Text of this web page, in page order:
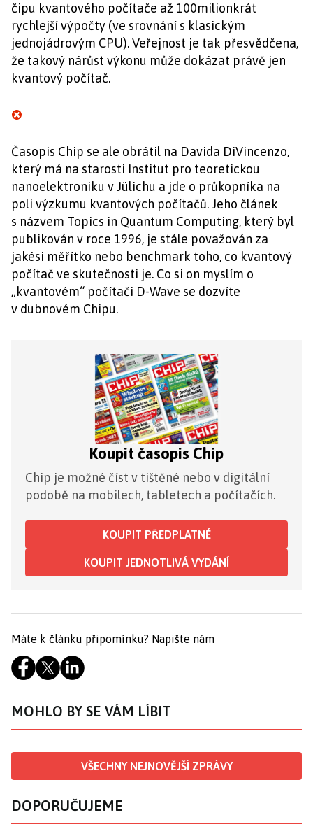
čipu kvantového počítače až 100milionkrát
rychlejší výpočty (ve srovnání s klasickým
jednojádrovým CPU). Veřejnost je tak přesvědčena,
že takový nárůst výkonu může dokázat právě jen
kvantový počítač.
Časopis Chip se ale obrátil na Davida DiVincenzo,
který má na starosti Institut pro teoretickou
nanoelektroniku v Jülichu a jde o průkopníka na
poli výzkumu kvantových počítačů. Jeho článek
s názvem Topics in Quantum Computing, který byl
publikován v roce 1996, je stále považován za
jakési měřítko nebo benchmark toho, co kvantový
počítač ve skutečnosti je. Co si on myslím o
„kvantovém“ počítači D-Wave se dozvíte
v dubnovém Chipu.
Koupit časopis Chip
Chip je možné číst v tištěné nebo v digitální
podobě na mobilech, tabletech a počítačích.
KOUPIT PŘEDPLATNÉ
KOUPIT JEDNOTLIVÁ VYDÁNÍ
Máte k článku připomínku? Napište nám
MOHLO BY SE VÁM LÍBIT
VŠECHNY NEJNOVĚJŠÍ ZPRÁVY
DOPORUČUJEME